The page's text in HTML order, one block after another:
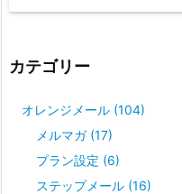
カテゴリー
オレンジメール (104)
メルマガ (17)
プラン設定 (6)
ステップメール (16)